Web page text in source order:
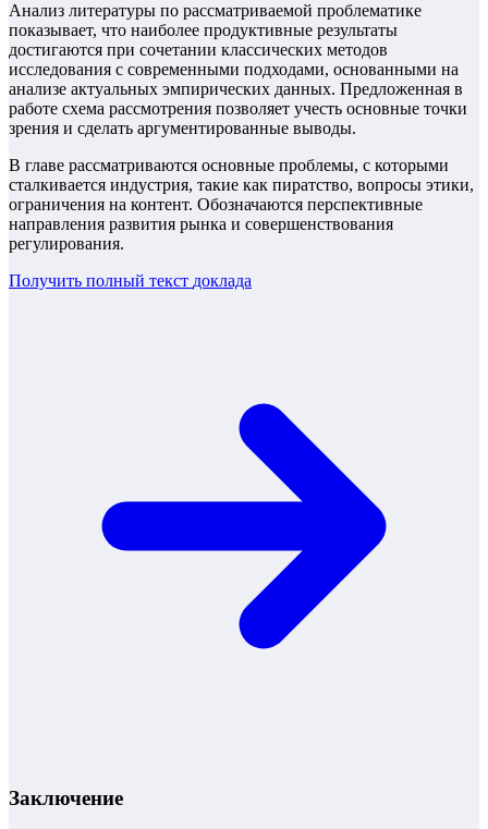
Анализ литературы по рассматриваемой проблематике
показывает, что наиболее продуктивные результаты
достигаются при сочетании классических методов
исследования с современными подходами, основанными на
анализе актуальных эмпирических данных. Предложенная в
работе схема рассмотрения позволяет учесть основные точки
зрения и сделать аргументированные выводы.
В главе рассматриваются основные проблемы, с которыми
сталкивается индустрия, такие как пиратство, вопросы этики,
ограничения на контент. Обозначаются перспективные
направления развития рынка и совершенствования
регулирования.
Получить полный текст доклада
Заключение